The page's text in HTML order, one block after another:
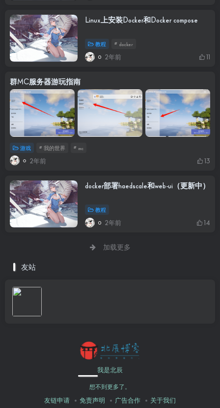
Linux上安装Docker和Docker compose
教程 # docker
2年前 11
群MC服务器游玩指南
游戏 # 我的世界 # mc
2年前 13
docker部署haedscale和web-ui（更新中）
教程
2年前 14
加载更多
友站
我是北辰
想不到更多了。
友链申请 免责声明 广告合作 关于我们